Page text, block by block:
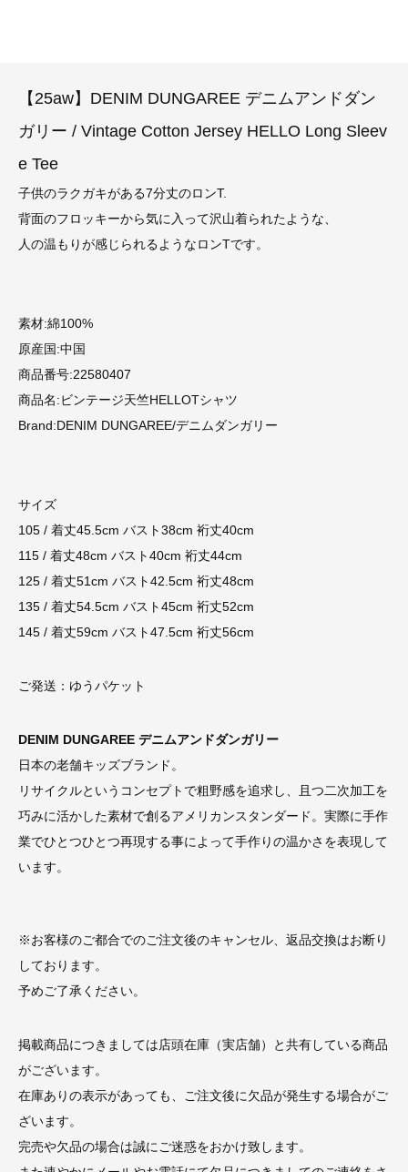
【25aw】DENIM DUNGAREE デニムアンドダン
ガリー / Vintage Cotton Jersey HELLO Long Sleev
e Tee
子供のラクガキがある7分丈のロンT.
背面のフロッキーから気に入って沢山着られたような、
人の温もりが感じられるようなロンTです。
素材:綿100%
原産国:中国
商品番号:22580407
商品名:ビンテージ天竺HELLOTシャツ
Brand:DENIM DUNGAREE/デニムダンガリー
サイズ
105 / 着丈45.5cm バスト38cm 裄丈40cm
115 / 着丈48cm バスト40cm 裄丈44cm
125 / 着丈51cm バスト42.5cm 裄丈48cm
135 / 着丈54.5cm バスト45cm 裄丈52cm
145 / 着丈59cm バスト47.5cm 裄丈56cm
ご発送：ゆうパケット
DENIM DUNGAREE デニムアンドダンガリー
日本の老舗キッズブランド。
リサイクルというコンセプトで粗野感を追求し、且つ二次加工を
巧みに活かした素材で創るアメリカンスタンダード。実際に手作
業でひとつひとつ再現する事によって手作りの温かさを表現して
います。
※お客様のご都合でのご注文後のキャンセル、返品交換はお断り
しております。
予めご了承ください。
掲載商品につきましては店頭在庫（実店舗）と共有している商品
がございます。
在庫ありの表示があっても、ご注文後に欠品が発生する場合がご
ざいます。
完売や欠品の場合は誠にご迷惑をおかけ致します。